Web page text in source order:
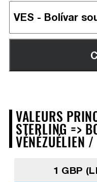
VALEURS
STERLING =>
VÉNÉZUÉLIEN
1 GBP